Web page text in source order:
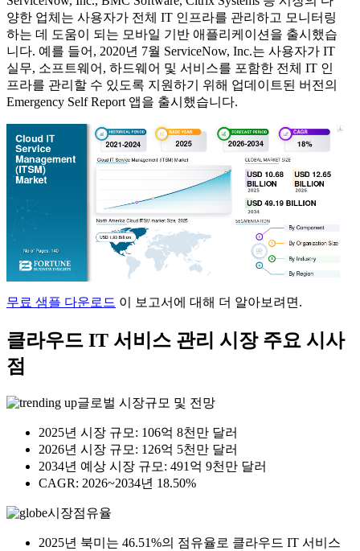
양한 업체는 사용자가 전체 IT 인프라를 관리하고 모니터링
하는 데 도움이 되는 모바일 기반 애플리케이션을 출시했습
니다. 예를 들어, 2020년 7월 ServiceNow, Inc.는 사용자가 IT
실무, 소프트웨어, 하드웨어 및 서비스를 포함한 전체 IT 인
프라를 관리할 수 있도록 지원하기 위해 업데이트된 버전의
Emergency Self Report 앱을 출시했습니다.
무료 샘플 다운로드 이 보고서에 대해 더 알아보려면.
클라우드 IT 서비스 관리 시장 주요 시사
점
글로벌 시장규모 및 전망
2025년 시장 규모: 106억 8천만 달러
2026년 시장 규모: 126억 5천만 달러
2034년 예상 시장 규모: 491억 9천만 달러
CAGR: 2026~2034년 18.50%
시장점유율
2025년 북미는 46.51%의 점유율로 클라우드 IT 서비스